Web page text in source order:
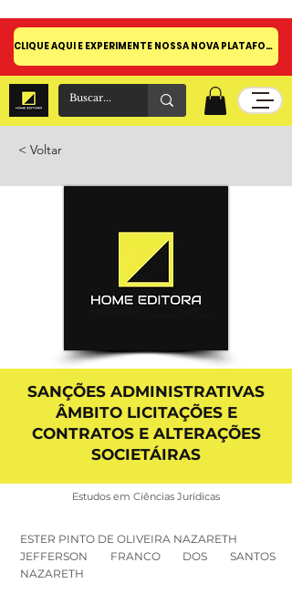
CLIQUE AQUI E EXPERIMENTE NOSSA NOVA PLATAFORMA!
< Voltar
SANÇÕES ADMINISTRATIVAS
ÂMBITO LICITAÇÕES E
CONTRATOS E ALTERAÇÕES
SOCIETÁIRAS
Estudos em Ciências Jurídicas
ESTER PINTO DE OLIVEIRA NAZARETH
JEFFERSON FRANCO DOS SANTOS
NAZARETH